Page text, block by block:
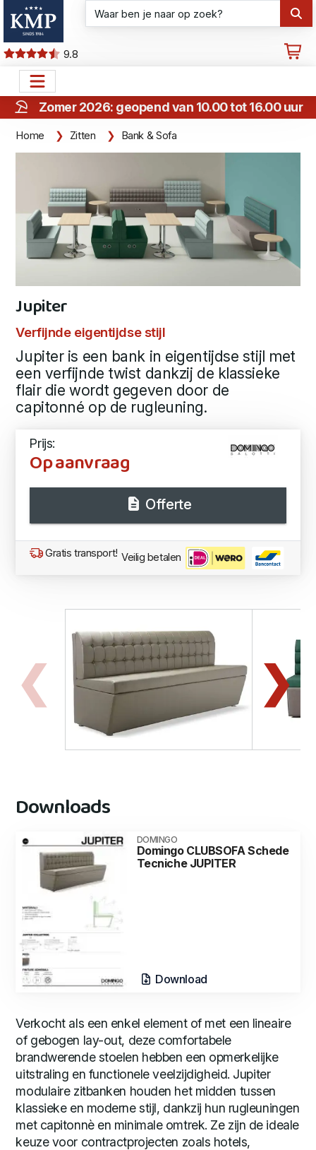
9.8
Zomer 2026: geopend van 10.00 tot 16.00 uur
Home Zitten Bank & Sofa
Jupiter
Verfijnde eigentijdse stijl
Jupiter is een bank in eigentijdse stijl met
een verfijnde twist dankzij de klassieke
flair die wordt gegeven door de
capitonné op de rugleuning.
Prijs:
Op aanvraag
Offerte
Gratis transport! Veilig betalen
Downloads
DOMINGO
Domingo CLUBSOFA Schede
Tecniche JUPITER
Download
Verkocht als een enkel element of met een lineaire
of gebogen lay-out, deze comfortabele
brandwerende stoelen hebben een opmerkelijke
uitstraling en functionele veelzijdigheid. Jupiter
modulaire zitbanken houden het midden tussen
klassieke en moderne stijl, dankzij hun rugleuningen
met capitonnè en minimale omtrek. Ze zijn de ideale
keuze voor contractprojecten zoals hotels,